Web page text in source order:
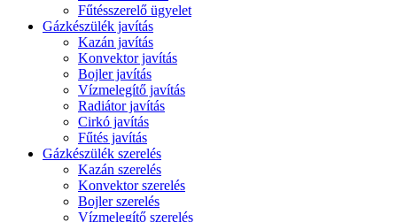
Fűtésszerelő ügyelet
Gázkészülék javítás
Kazán javítás
Konvektor javítás
Bojler javítás
Vízmelegítő javítás
Radiátor javítás
Cirkó javítás
Fűtés javítás
Gázkészülék szerelés
Kazán szerelés
Konvektor szerelés
Bojler szerelés
Vízmelegítő szerelés